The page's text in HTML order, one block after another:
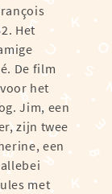
Het
De film
het
Jim, een
zijn twee
een
met